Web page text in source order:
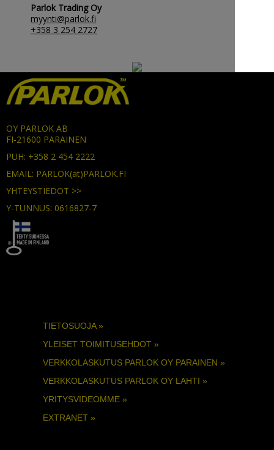
Parlok Trading Oy
myynti@parlok.fi
+358 3 254 2727
OY PARLOK AB
FI-21600 PARAINEN
PUH: +358 2 454 2222
EMAIL: PARLOK(at)PARLOK.FI
YHTEYSTIEDOT >>
Y-TUNNUS: 0616827-7
TIETOSUOJA »
YLEISET TOIMITUSEHDOT »
VERKKOLASKUTUS PARLOK OY PARAINEN »
VERKKOLASKUTUS PARLOK OY LAHTI »
YRITYSVIDEOMME »
EXTRANET »